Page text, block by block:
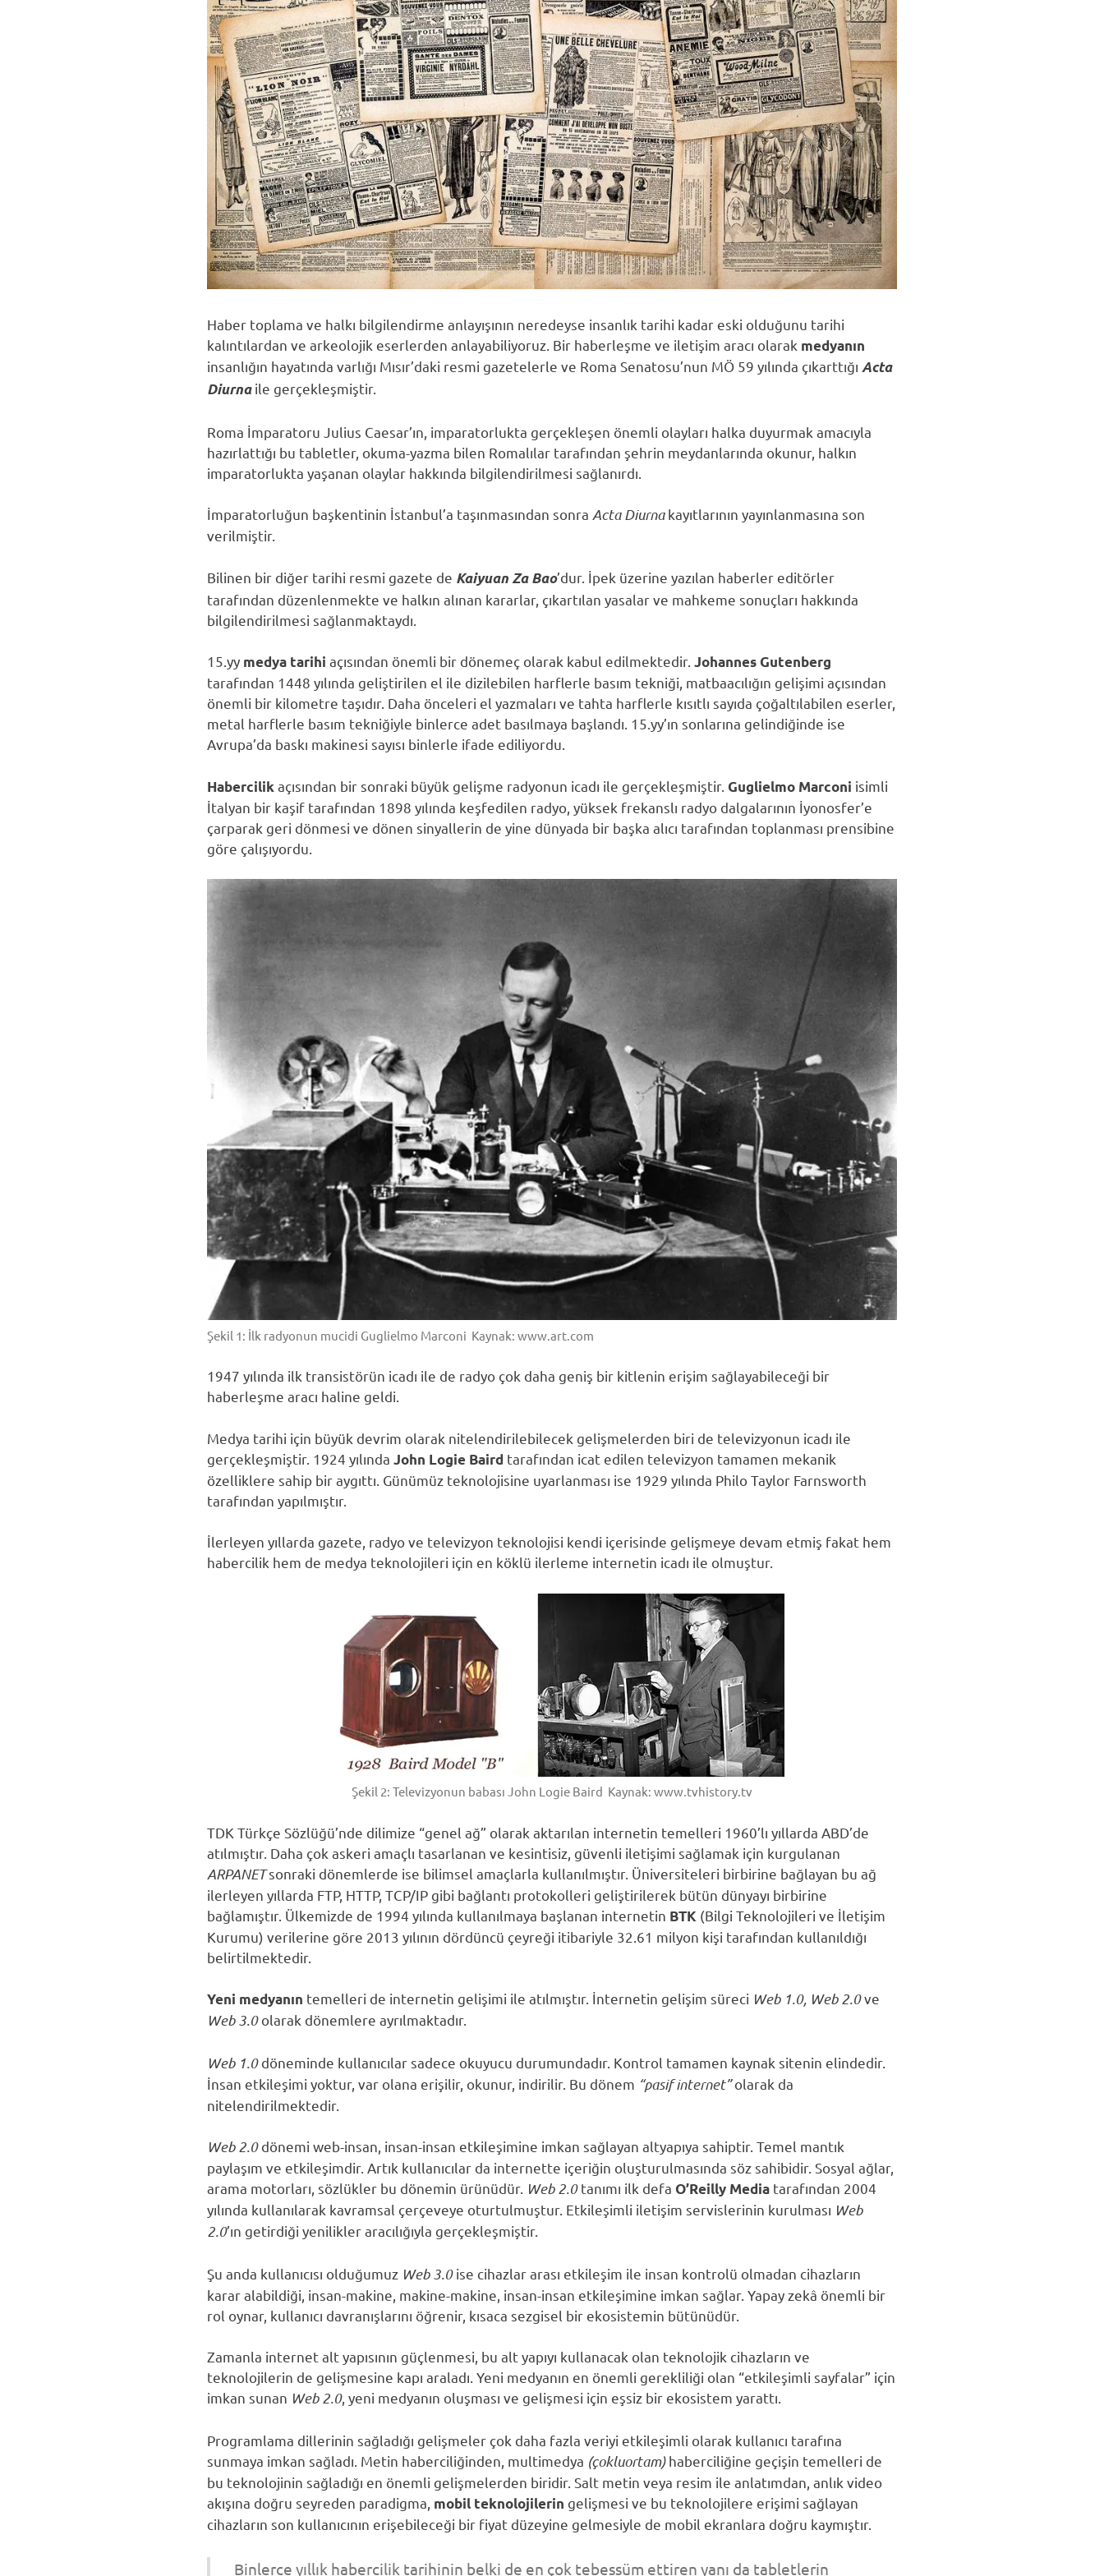
Haber toplama ve halkı bilgilendirme anlayışının neredeyse insanlık tarihi kadar eski olduğunu tarihi
kalıntılardan ve arkeolojik eserlerden anlayabiliyoruz. Bir haberleşme ve iletişim aracı olarak medyanın
insanlığın hayatında varlığı Mısır’daki resmi gazetelerle ve Roma Senatosu’nun MÖ 59 yılında çıkarttığı Acta
Diurnaile gerçekleşmiştir.
Roma İmparatoru Julius Caesar’ın, imparatorlukta gerçekleşen önemli olayları halka duyurmak amacıyla
hazırlattığı bu tabletler, okuma-yazma bilen Romalılar tarafından şehrin meydanlarında okunur, halkın
imparatorlukta yaşanan olaylar hakkında bilgilendirilmesi sağlanırdı.
İmparatorluğun başkentinin İstanbul’a taşınmasından sonra Acta Diurnakayıtlarının yayınlanmasına son
verilmiştir.
Bilinen bir diğer tarihi resmi gazete de Kaiyuan Za Bao’dur. İpek üzerine yazılan haberler editörler
tarafından düzenlenmekte ve halkın alınan kararlar, çıkartılan yasalar ve mahkeme sonuçları hakkında
bilgilendirilmesi sağlanmaktaydı.
15.yy medya tarihi açısından önemli bir dönemeç olarak kabul edilmektedir. Johannes Gutenberg
tarafından 1448 yılında geliştirilen el ile dizilebilen harflerle basım tekniği, matbaacılığın gelişimi açısından
önemli bir kilometre taşıdır. Daha önceleri el yazmaları ve tahta harflerle kısıtlı sayıda çoğaltılabilen eserler,
metal harflerle basım tekniğiyle binlerce adet basılmaya başlandı. 15.yy’ın sonlarına gelindiğinde ise
Avrupa’da baskı makinesi sayısı binlerle ifade ediliyordu.
Habercilikaçısından bir sonraki büyük gelişme radyonun icadı ile gerçekleşmiştir. Guglielmo Marconi isimli
İtalyan bir kaşif tarafından 1898 yılında keşfedilen radyo, yüksek frekanslı radyo dalgalarının İyonosfer’e
çarparak geri dönmesi ve dönen sinyallerin de yine dünyada bir başka alıcı tarafından toplanması prensibine
göre çalışıyordu.
Şekil 1: İlk radyonun mucidi Guglielmo Marconi Kaynak: www.art.com
1947 yılında ilk transistörün icadı ile de radyo çok daha geniş bir kitlenin erişim sağlayabileceği bir
haberleşme aracı haline geldi.
Medya tarihi için büyük devrim olarak nitelendirilebilecek gelişmelerden biri de televizyonun icadı ile
gerçekleşmiştir. 1924 yılında John Logie Baird tarafından icat edilen televizyon tamamen mekanik
özelliklere sahip bir aygıttı. Günümüz teknolojisine uyarlanması ise 1929 yılında Philo Taylor Farnsworth
tarafından yapılmıştır.
İlerleyen yıllarda gazete, radyo ve televizyon teknolojisi kendi içerisinde gelişmeye devam etmiş fakat hem
habercilik hem de medya teknolojileri için en köklü ilerleme internetin icadı ile olmuştur.
Şekil 2: Televizyonun babası John Logie Baird Kaynak: www.tvhistory.tv
TDK Türkçe Sözlüğü’nde dilimize “genel ağ” olarak aktarılan internetin temelleri 1960’lı yıllarda ABD’de
atılmıştır. Daha çok askeri amaçlı tasarlanan ve kesintisiz, güvenli iletişimi sağlamak için kurgulanan
ARPANETsonraki dönemlerde ise bilimsel amaçlarla kullanılmıştır. Üniversiteleri birbirine bağlayan bu ağ
ilerleyen yıllarda FTP, HTTP, TCP/IP gibi bağlantı protokolleri geliştirilerek bütün dünyayı birbirine
bağlamıştır. Ülkemizde de 1994 yılında kullanılmaya başlanan internetin BTK (Bilgi Teknolojileri ve İletişim
Kurumu) verilerine göre 2013 yılının dördüncü çeyreği itibariyle 32.61 milyon kişi tarafından kullanıldığı
belirtilmektedir.
Yeni medyanın temelleri de internetin gelişimi ile atılmıştır. İnternetin gelişim süreci Web 1.0, Web 2.0ve
Web 3.0olarak dönemlere ayrılmaktadır.
Web 1.0döneminde kullanıcılar sadece okuyucu durumundadır. Kontrol tamamen kaynak sitenin elindedir.
İnsan etkileşimi yoktur, var olana erişilir, okunur, indirilir. Bu dönem “pasif internet”olarak da
nitelendirilmektedir.
Web 2.0dönemi web-insan, insan-insan etkileşimine imkan sağlayan altyapıya sahiptir. Temel mantık
paylaşım ve etkileşimdir. Artık kullanıcılar da internette içeriğin oluşturulmasında söz sahibidir. Sosyal ağlar,
arama motorları, sözlükler bu dönemin ürünüdür. Web 2.0tanımı ilk defa O’Reilly Media tarafından 2004
yılında kullanılarak kavramsal çerçeveye oturtulmuştur. Etkileşimli iletişim servislerinin kurulması Web
2.0’ın getirdiği yenilikler aracılığıyla gerçekleşmiştir.
Şu anda kullanıcısı olduğumuz Web 3.0ise cihazlar arası etkileşim ile insan kontrolü olmadan cihazların
karar alabildiği, insan-makine, makine-makine, insan-insan etkileşimine imkan sağlar. Yapay zekâ önemli bir
rol oynar, kullanıcı davranışlarını öğrenir, kısaca sezgisel bir ekosistemin bütünüdür.
Zamanla internet alt yapısının güçlenmesi, bu alt yapıyı kullanacak olan teknolojik cihazların ve
teknolojilerin de gelişmesine kapı araladı. Yeni medyanın en önemli gerekliliği olan “etkileşimli sayfalar” için
imkan sunan Web 2.0, yeni medyanın oluşması ve gelişmesi için eşsiz bir ekosistem yarattı.
Programlama dillerinin sağladığı gelişmeler çok daha fazla veriyi etkileşimli olarak kullanıcı tarafına
sunmaya imkan sağladı. Metin haberciliğinden, multimedya (çokluortam)haberciliğine geçişin temelleri de
bu teknolojinin sağladığı en önemli gelişmelerden biridir. Salt metin veya resim ile anlatımdan, anlık video
akışına doğru seyreden paradigma, mobil teknolojilerin gelişmesi ve bu teknolojilere erişimi sağlayan
cihazların son kullanıcının erişebileceği bir fiyat düzeyine gelmesiyle de mobil ekranlara doğru kaymıştır.
Binlerce yıllık habercilik tarihinin belki de en çok tebessüm ettiren yanı da tabletlerin